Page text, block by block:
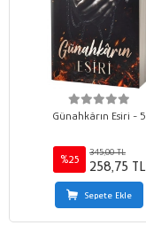
Günahkârın Esiri - 5
%25
345,00 TL
258,75 TL
Sepete Ekle